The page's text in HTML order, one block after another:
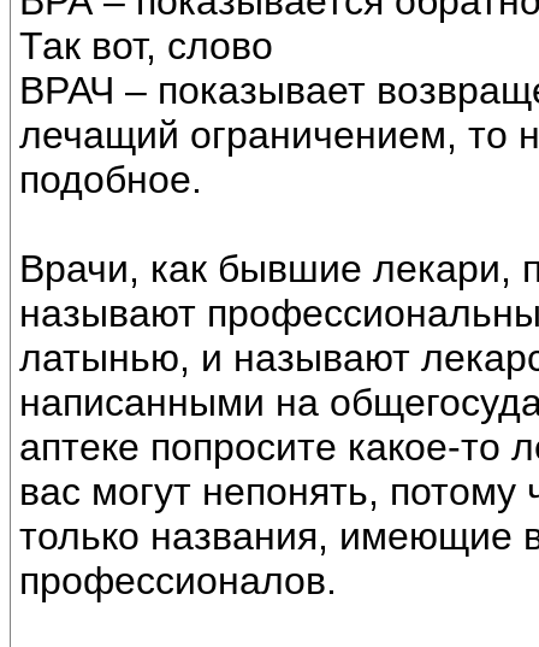
Так вот, слово
ВРАЧ – показывает
лечащий ограничением, то
подобное.
Врачи, как бывшие лекари,
называют
латынью, и называют
написанными на
аптеке попросите какое-то
вас могут непонять,
только названия, имеющие
профессионалов.